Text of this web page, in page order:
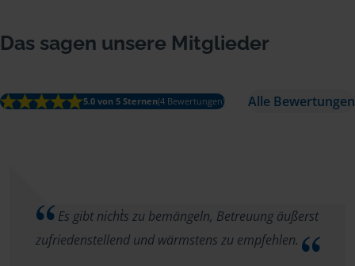
Das sagen unsere Mitglieder
5.0 von 5 Sternen(4 Bewertungen) Alle Bewertungen
Es gibt nicht`s zu bemängeln, Betreuung äußerst
zufriedenstellend und wärmstens zu empfehlen.